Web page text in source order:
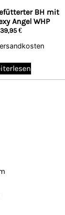
BH mit
Angel WHP
39,95€